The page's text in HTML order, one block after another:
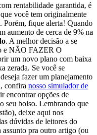
rentabilidade garantida, é
você tem originalmente
Porém, fique alerta! Quando
aumento de cerca de 9% na
. A melhor decisão a se
e NÃO FAZER O
um novo plano com baixa
zerada. Se você se
fazer um planejamento
confira nosso simulador de
encontrar opções de
seu bolso. Lembrando que
deixe aqui nos
dúvidas de leitores do
pra outro artigo (ou